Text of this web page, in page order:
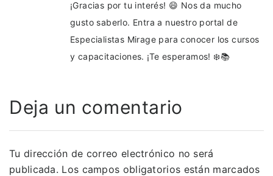
¡Gracias por tu interés! 😄 Nos da mucho
gusto saberlo. Entra a nuestro portal de
Especialistas Mirage para conocer los cursos
y capacitaciones. ¡Te esperamos! ❄️📚
Deja un comentario
Tu dirección de correo electrónico no será
publicada. Los campos obligatorios están marcados